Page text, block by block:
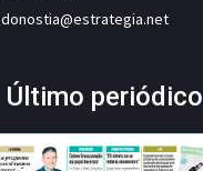
donostia@estrategia.net
Último periódico